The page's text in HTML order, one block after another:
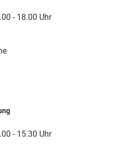
- 18.00 Uhr
- 15.30 Uhr